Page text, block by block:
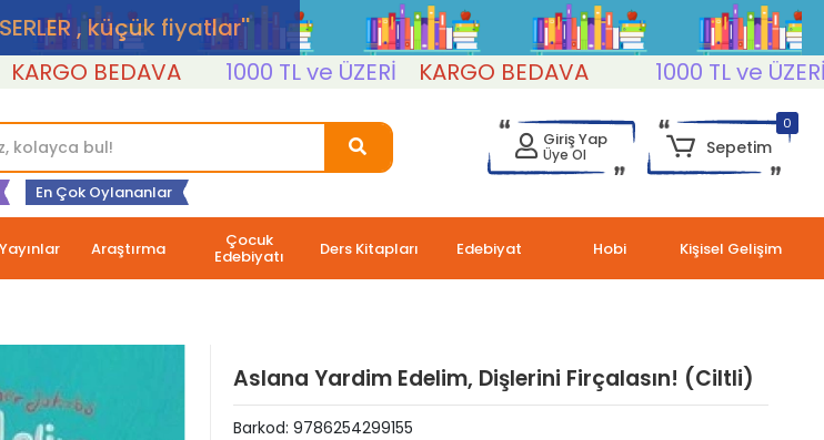
, küçük fiyatlar''
BEDAVA 1000 TL ve ÜZERİ KARGO BEDAVA 1000 TL ve ÜZERİ
En Çok Oylananlar
Giriş Yap
Üye Ol
0
Sepetim
Araştırma Çocuk
Edebiyatı Ders Kitapları Edebiyat Hobi Kişisel Gelişim
Aslana Yardim Edelim, Dişlerini Firçalasın! (Ciltli)
Barkod: 9786254299155